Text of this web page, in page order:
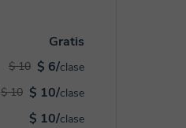
Gratis
$ 6/clase
$ 10
$ 10/clase
$ 10
$ 10/clase